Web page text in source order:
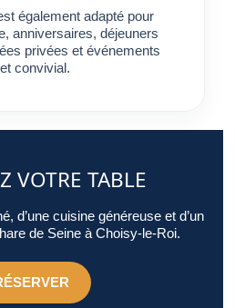
également adapté pour
anniversaires, déjeuners
privées et événements
convivial.
VOTRE TABLE
d’une cuisine généreuse et d’un
de Seine à Choisy-le-Roi.